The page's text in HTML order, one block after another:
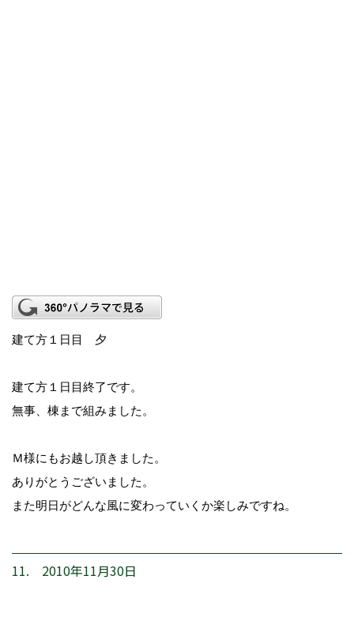
建て方１日目 夕
建て方１日目終了です。
無事、棟まで組みました。
Ｍ様にもお越し頂きました。
ありがとうございました。
また明日がどんな風に変わっていくか楽しみですね。
11. 2010年11月30日